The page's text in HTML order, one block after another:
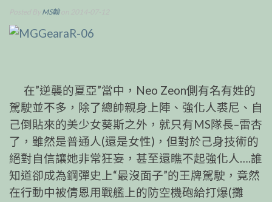
MS翰on 2014-07-12
在”逆襲的夏亞”當中，Neo Zeon側有名有姓的
駕駛並不多，除了總帥親身上陣、強化人裘尼、自
己倒貼來的美少女葵斯之外，就只有MS隊長–雷杏
了，雖然是普通人(還是女性)，但對於己身技術的
絕對自信讓她非常狂妄，甚至還瞧不起強化人….誰
知道卻成為鋼彈史上“最沒面子”的王牌駕駛，竟然
在行動中被倩恩用戰艦上的防空機砲給打爆(攤